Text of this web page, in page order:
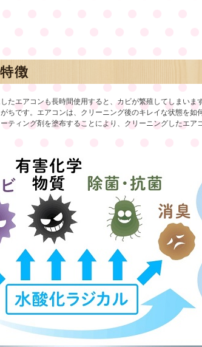
徴
たエアコンも長時間使用すると、カビが繁殖してしまいま
ちです。エアコンは、クリーニング後のキレイな状態を
ティング剤を塗布することにより、クリーニングしたエア